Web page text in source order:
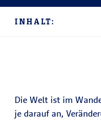
INHALT:
Die Welt ist im
je darauf an,